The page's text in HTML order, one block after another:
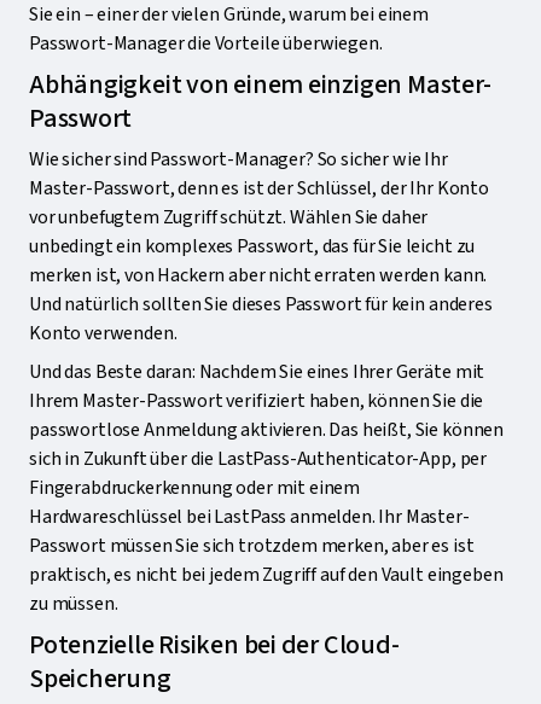
Sie ein – einer der vielen Gründe, warum bei einem
Passwort-Manager die Vorteile überwiegen.
Abhängigkeit von einem einzigen Master-
Passwort
Wie sicher sind Passwort-Manager? So sicher wie Ihr
Master-Passwort, denn es ist der Schlüssel, der Ihr Konto
vor unbefugtem Zugriff schützt. Wählen Sie daher
unbedingt ein komplexes Passwort, das für Sie leicht zu
merken ist, von Hackern aber nicht erraten werden kann.
Und natürlich sollten Sie dieses Passwort für kein anderes
Konto verwenden.
Und das Beste daran: Nachdem Sie eines Ihrer Geräte mit
Ihrem Master-Passwort verifiziert haben, können Sie die
passwortlose Anmeldung aktivieren. Das heißt, Sie können
sich in Zukunft über die LastPass-Authenticator-App, per
Fingerabdruckerkennung oder mit einem
Hardwareschlüssel bei LastPass anmelden. Ihr Master-
Passwort müssen Sie sich trotzdem merken, aber es ist
praktisch, es nicht bei jedem Zugriff auf den Vault eingeben
zu müssen.
Potenzielle Risiken bei der Cloud-
Speicherung